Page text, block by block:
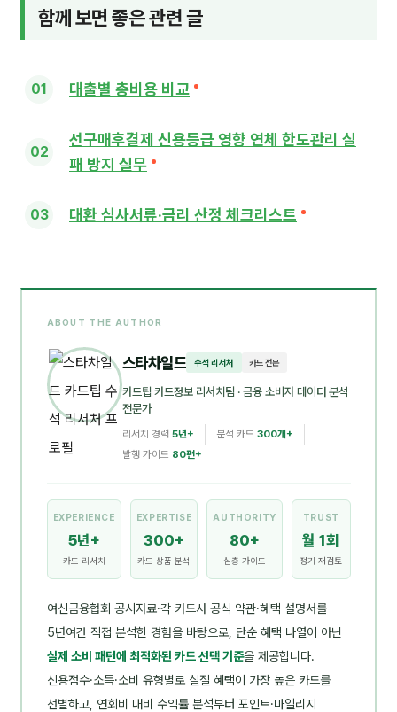
함께 보면 좋은 관련 글
대출별 총비용 비교
선구매후결제 신용등급 영향 연체 한도관리 실
패 방지 실무
대환 심사서류·금리 산정 체크리스트
ABOUT THE AUTHOR
스타차일드 수석 리서처 카드 전문
카드팁 카드정보 리서치팀 · 금융 소비자 데이터 분석
전문가
리서치 경력 5년+ 분석 카드 300개+
발행 가이드 80편+
EXPERIENCE
5년+
카드 리서치
EXPERTISE
300+
카드 상품 분석
AUTHORITY
80+
심층 가이드
TRUST
월 1회
정기 재검토
여신금융협회 공시자료·각 카드사 공식 약관·혜택 설명서를
5년여간 직접 분석한 경험을 바탕으로, 단순 혜택 나열이 아닌
실제 소비 패턴에 최적화된 카드 선택 기준을 제공합니다.
신용점수·소득·소비 유형별로 실질 혜택이 가장 높은 카드를
선별하고, 연회비 대비 수익률 분석부터 포인트·마일리지